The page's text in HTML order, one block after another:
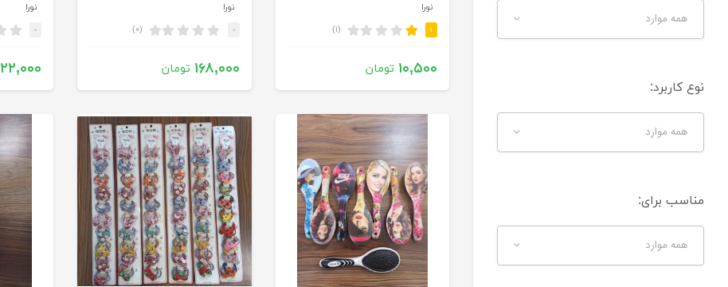
همه موارد
نوع کاربرد:
همه موارد
مناسب برای:
همه موارد
نورا
۱ (۱)
۱۰,۵۰۰ تومان
نورا
- (۰)
۱۶۸,۰۰۰ تومان
نورا
-
۲۲,۰۰۰